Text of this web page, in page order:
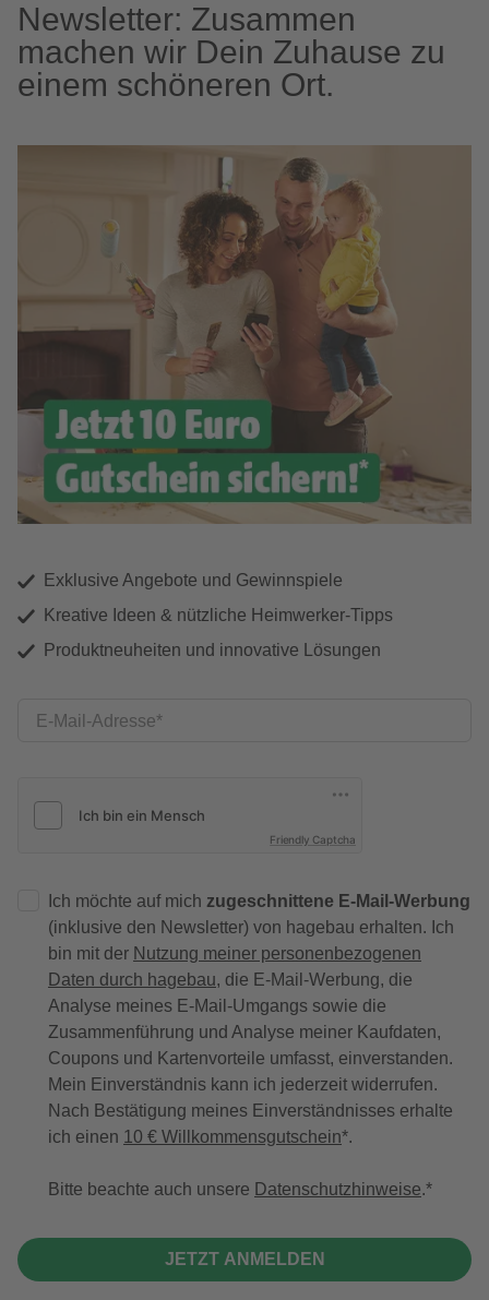
Newsletter: Zusammen
machen wir Dein Zuhause zu
einem schöneren Ort.
Exklusive Angebote und Gewinnspiele
Kreative Ideen & nützliche Heimwerker-Tipps
Produktneuheiten und innovative Lösungen
E-Mail-Adresse
Friendly Captcha
Ich möchte auf mich zugeschnittene E-Mail-Werbung
(inklusive den Newsletter) von hagebau erhalten. Ich
bin mit der Nutzung meiner personenbezogenen
Daten durch hagebau, die E-Mail-Werbung, die
Analyse meines E-Mail-Umgangs sowie die
Zusammenführung und Analyse meiner Kaufdaten,
Coupons und Kartenvorteile umfasst, einverstanden.
Mein Einverständnis kann ich jederzeit widerrufen.
Nach Bestätigung meines Einverständnisses erhalte
ich einen 10 € Willkommensgutschein*.
Bitte beachte auch unsere Datenschutzhinweise.
JETZT ANMELDEN